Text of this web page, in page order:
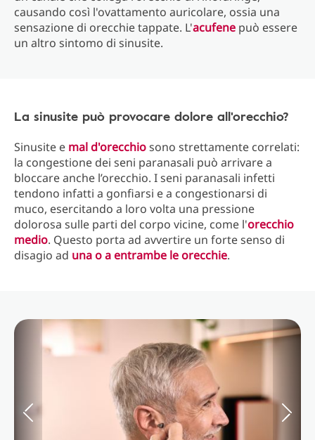
causando così l'ovattamento auricolare, ossia una
sensazione di orecchie tappate. L'acufene può essere
un altro sintomo di sinusite.
La sinusite può provocare dolore all'orecchio?
Sinusite e mal d'orecchiosono strettamente correlati:
la congestione dei seni paranasali può arrivare a
bloccare anche l’orecchio. I seni paranasali infetti
tendono infatti a gonfiarsi e a congestionarsi di
muco, esercitando a loro volta una pressione
dolorosa sulle parti del corpo vicine, come l'orecchio
medio. Questo porta ad avvertire un forte senso di
disagio ad una o a entrambe le orecchie.